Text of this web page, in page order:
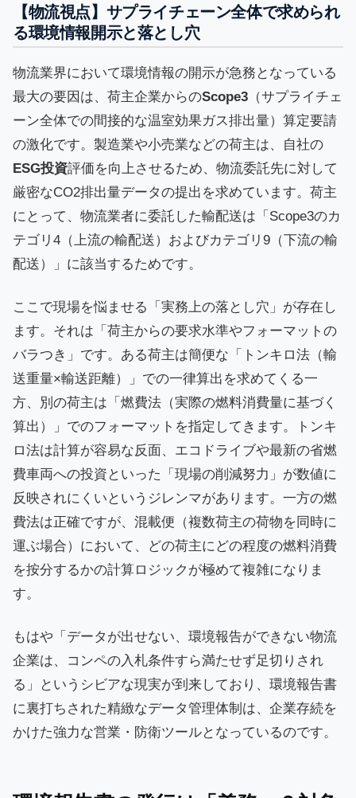
【物流視点】サプライチェーン全体で求められ
る環境情報開示と落とし穴
物流業界において環境情報の開示が急務となっている
最大の要因は、荷主企業からのScope3 （サプライチェ
ーン全体での間接的な温室効果ガス排出量）算定要請
の激化です。製造業や小売業などの荷主は、自社の
ESG投資評価を向上させるため、物流委託先に対して
厳密なCO2排出量データの提出を求めています。荷主
にとって、物流業者に委託した輸配送は「Scope3のカ
テゴリ4（上流の輸配送）およびカテゴリ9（下流の輸
配送）」に該当するためです。
ここで現場を悩ませる「実務上の落とし穴」が存在し
ます。それは「荷主からの要求水準やフォーマットの
バラつき」です。ある荷主は簡便な「トンキロ法（輸
送重量×輸送距離）」での一律算出を求めてくる一
方、別の荷主は「燃費法（実際の燃料消費量に基づく
算出）」でのフォーマットを指定してきます。トンキ
ロ法は計算が容易な反面、エコドライブや最新の省燃
費車両への投資といった「現場の削減努力」が数値に
反映されにくいというジレンマがあります。一方の燃
費法は正確ですが、混載便（複数荷主の荷物を同時に
運ぶ場合）において、どの荷主にどの程度の燃料消費
を按分するかの計算ロジックが極めて複雑になりま
す。
もはや「データが出せない、環境報告ができない物流
企業は、コンペの入札条件すら満たせず足切りされ
る」というシビアな現実が到来しており、環境報告書
に裏打ちされた精緻なデータ管理体制は、企業存続を
かけた強力な営業・防衛ツールとなっているのです。